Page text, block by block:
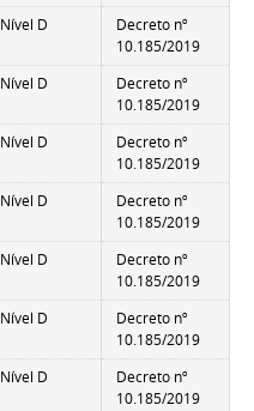
Nível D
Decreto nº
10.185/2019
Nível D
Decreto nº
10.185/2019
Nível D
Decreto nº
10.185/2019
Nível D
Decreto nº
10.185/2019
Nível D
Decreto nº
10.185/2019
Nível D
Decreto nº
10.185/2019
Nível D
Decreto nº
10.185/2019